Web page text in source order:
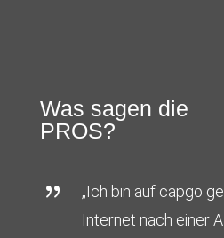
Was sagen die
PROS?
{ „Ich bin auf capgo
Internet nach einer